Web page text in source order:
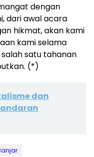
dengan
dari awal acara
hikmat, akan kami
kami selama
satu tahanan
(*)
dan